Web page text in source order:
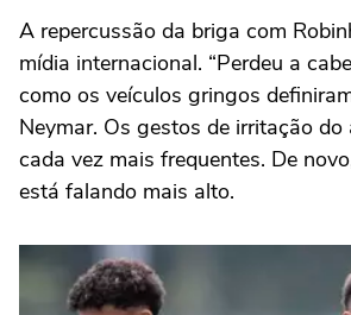
A repercussão da briga com
mídia internacional. “Perdeu a
como os veículos gringos
Neymar. Os gestos de irritação
cada vez mais frequentes. De
está falando mais alto.